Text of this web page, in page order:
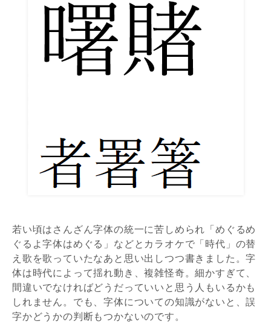
若い頃はさんざん字体の統一に苦しめられ「めぐるめ
ぐるよ字体はめぐる」などとカラオケで「時代」の替
え歌を歌っていたなあと思い出しつつ書きました。字
体は時代によって揺れ動き、複雑怪奇。細かすぎて、
間違いでなければどうだっていいと思う人もいるかも
しれません。でも、字体についての知識がないと、誤
字かどうかの判断もつかないのです。